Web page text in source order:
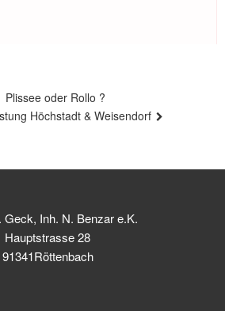
Vorheriger
Beitrag
Plissee oder Rollo ?
Höchstadt & Weisendorf
Geck, Inh. N. Benzar e.K.
Hauptstrasse 28
91341Röttenbach